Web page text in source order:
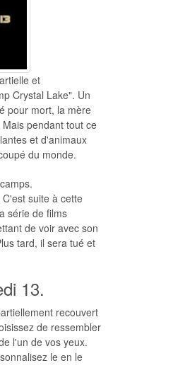
et
Crystal Lake". Un
pour mort, la mère
pendant tout ce
et d'animaux
du monde.
suite à cette
série de films
de voir avec son
tard, il sera tué et
13.
recouvert
de ressembler
l'un de vos yeux.
le en le